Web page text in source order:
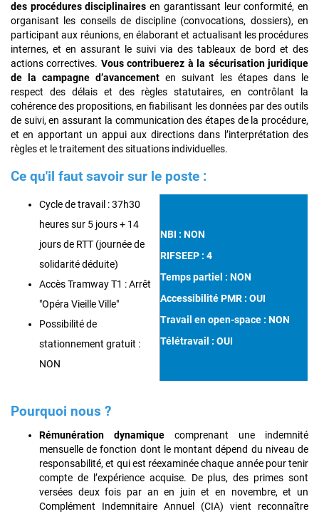
des procédures disciplinaires en garantissant leur conformité, en
organisant les conseils de discipline (convocations, dossiers), en
participant aux réunions, en élaborant et actualisant les procédures
internes, et en assurant le suivi via des tableaux de bord et des
actions correctives. Vous contribuerez à la sécurisation juridique
de la campagne d’avancement en suivant les étapes dans le
respect des délais et des règles statutaires, en contrôlant la
cohérence des propositions, en fiabilisant les données par des outils
de suivi, en assurant la communication des étapes de la procédure,
et en apportant un appui aux directions dans l’interprétation des
règles et le traitement des situations individuelles.
Ce qu'il faut savoir sur le poste :
Cycle de travail : 37h30
heures sur 5 jours + 14
jours de RTT (journée de
solidarité déduite)
Accès Tramway T1 : Arrêt
"Opéra Vieille Ville"
Possibilité de
stationnement gratuit :
NON
NBI : NON
RIFSEEP : 4
Temps partiel : NON
Accessibilité PMR : OUI
Travail en open-space : NON
Télétravail : OUI
Pourquoi nous ?
Rémunération dynamique comprenant une indemnité
mensuelle de fonction dont le montant dépend du niveau de
responsabilité, et qui est réexaminée chaque année pour tenir
compte de l’expérience acquise. De plus, des primes sont
versées deux fois par an en juin et en novembre, et un
Complément Indemnitaire Annuel (CIA) vient reconnaître